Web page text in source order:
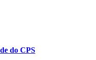
do CPS